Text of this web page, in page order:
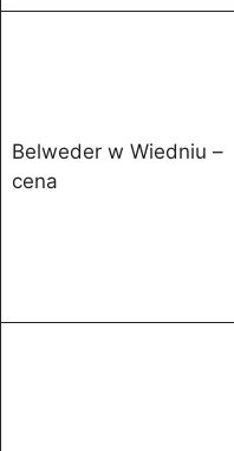
Belweder w Wiedniu –
cena